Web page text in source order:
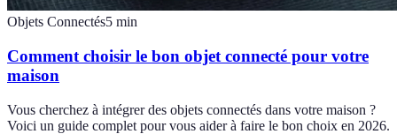
Objets Connectés5 min
Comment choisir le bon objet connecté pour votre
maison
Vous cherchez à intégrer des objets connectés dans votre maison ?
Voici un guide complet pour vous aider à faire le bon choix en 2026.